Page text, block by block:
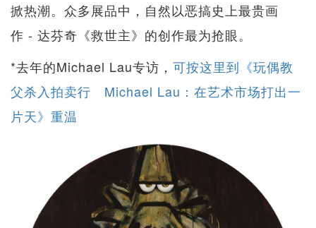
掀热潮。众多展品中，自然以恶搞史上最贵画
作 - 达芬奇《救世主》的创作最为抢眼。
*去年的Michael Lau专访， 可按这里到《玩偶教
父杀入拍卖行 Michael Lau：在艺术市场打出一
片天》重温